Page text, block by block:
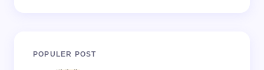
POPULER POST